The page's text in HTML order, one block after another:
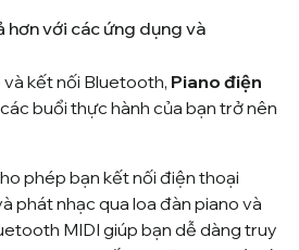
hơn với các ứng dụng và
kết nối Bluetooth, Piano điện
buổi thực hành của bạn trở nên
phép bạn kết nối điện thoại
phát nhạc qua loa đàn piano và
MIDI giúp bạn dễ dàng truy